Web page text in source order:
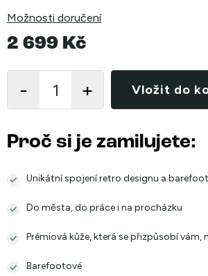
Možnosti doručení
2 699 Kč
cena:
Vložit do
Proč si je zamilujete:
Unikátní spojení retro designu a
Do města, do práce i na procházku
Prémiová kůže, která se přizpůsobí vám,
Barefootové